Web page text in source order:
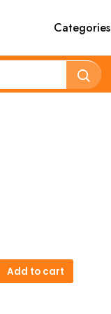
Categories
Add to cart